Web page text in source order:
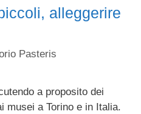
alleggerire
Pasteris
a proposito dei
musei a Torino e in Italia.